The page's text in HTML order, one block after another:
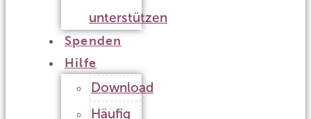
unterstützen
Spenden
Hilfe
Download
Häufig